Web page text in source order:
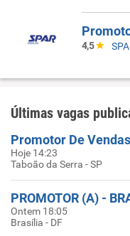
4,5
Últimas vagas
Hoje 14:23
Taboão da Serra - SP
PROMOTOR (A) -
Ontem 18:05
Brasília - DF